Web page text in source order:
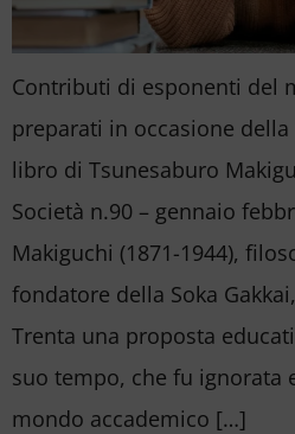
Contributi di esponenti del
preparati in occasione
libro di Tsunesaburo
Società n.90 – gennaio
Makiguchi (1871-1944),
fondatore della Soka
Trenta una proposta
suo tempo, che fu ignorata
mondo accademico […]